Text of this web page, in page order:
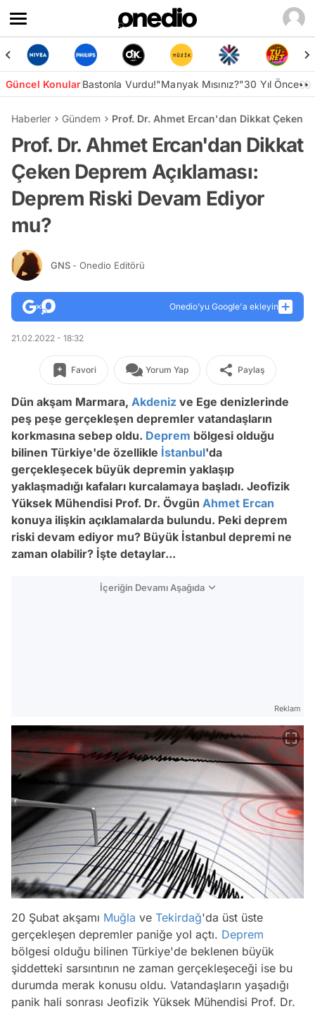
Güncel KonularBastonla Vurdu!"Manyak Mısınız?"30 Yıl Önce👀
Haberler Gündem Prof. Dr. Ahmet Ercan'dan Dikkat Çeken
Prof. Dr. Ahmet Ercan'dan Dikkat
Çeken Deprem Açıklaması:
Deprem Riski Devam Ediyor
mu?
GNS - Onedio Editörü
Onedio’yu Google'a ekleyin
21.02.2022 - 18:32
Favori Yorum Yap Paylaş
Dün akşam Marmara, Akdeniz ve Ege denizlerinde
peş peşe gerçekleşen depremler vatandaşların
korkmasına sebep oldu. Deprem bölgesi olduğu
bilinen Türkiye'de özellikle İstanbul'da
gerçekleşecek büyük depremin yaklaşıp
yaklaşmadığı kafaları kurcalamaya başladı. Jeofizik
Yüksek Mühendisi Prof. Dr. Övgün Ahmet Ercan
konuya ilişkin açıklamalarda bulundu. Peki deprem
riski devam ediyor mu? Büyük İstanbul depremi ne
zaman olabilir? İşte detaylar...
İçeriğin Devamı Aşağıda
Reklam
20 Şubat akşamı Muğla ve Tekirdağ'da üst üste
gerçekleşen depremler paniğe yol açtı. Deprem
bölgesi olduğu bilinen Türkiye'de beklenen büyük
şiddetteki sarsıntının ne zaman gerçekleşeceği ise bu
durumda merak konusu oldu. Vatandaşların yaşadığı
panik hali sonrası Jeofizik Yüksek Mühendisi Prof. Dr.